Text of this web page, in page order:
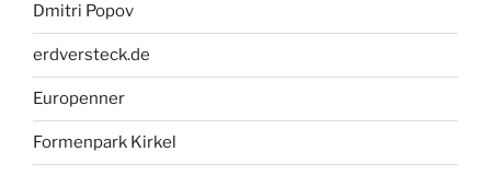
Dmitri Popov
erdversteck.de
Europenner
Formenpark Kirkel